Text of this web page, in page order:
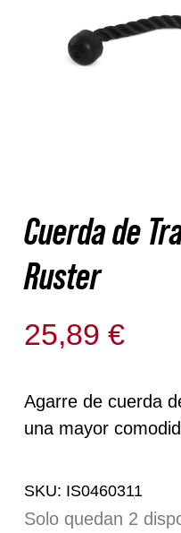
Nosotros
Cuerda de
Ruster
25,89€
Agarre de cuerda
una mayor
SKU: IS0460311
Solo quedan 2